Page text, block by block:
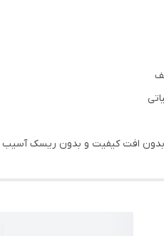
بدون افت کیفیت و بدون ریسک آسیب